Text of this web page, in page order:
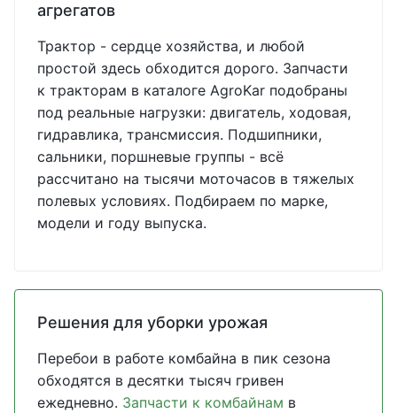
агрегатов
Трактор - сердце хозяйства, и любой
простой здесь обходится дорого. Запчасти
к тракторам в каталоге AgroKar подобраны
под реальные нагрузки: двигатель, ходовая,
гидравлика, трансмиссия. Подшипники,
сальники, поршневые группы - всё
рассчитано на тысячи моточасов в тяжелых
полевых условиях. Подбираем по марке,
модели и году выпуска.
Решения для уборки урожая
Перебои в работе комбайна в пик сезона
обходятся в десятки тысяч гривен
ежедневно. Запчасти к комбайнам в